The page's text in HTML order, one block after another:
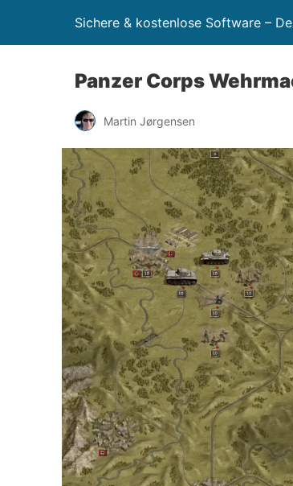
Sichere & kostenlose Software –
Panzer Corps
Martin Jørgensen